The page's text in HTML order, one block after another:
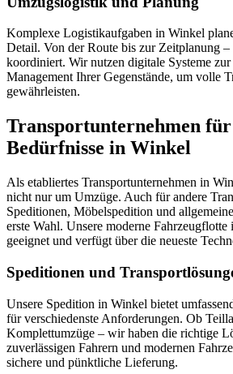
Komplexe Logistikaufgaben in Winkel
Detail. Von der Route bis zur Zeitplanung
koordiniert. Wir nutzen digitale Systeme
Management Ihrer Gegenstände, um volle
gewährleisten.
Transportunternehmen
Bedürfnisse in Winkel
Als etabliertes Transportunternehmen in
nicht nur um Umzüge. Auch für andere
Speditionen, Möbelspedition und
erste Wahl. Unsere moderne Fahrzeugflotte
geeignet und verfügt über die neueste
Speditionen und
Unsere Spedition in Winkel bietet
für verschiedenste Anforderungen. Ob
Komplettumzüge – wir haben die richtige
zuverlässigen Fahrern und modernen
sichere und pünktliche Lieferung.